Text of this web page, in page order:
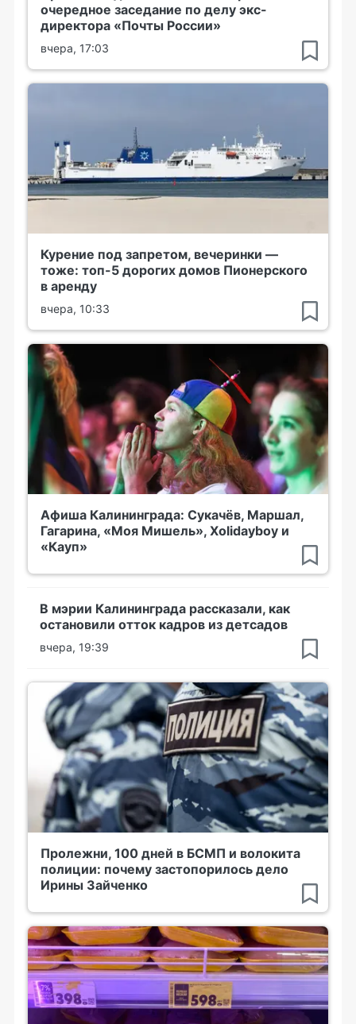
очередное заседание по делу экс-
директора «Почты России»
вчера, 17:03
Курение под запретом, вечеринки —
тоже: топ-5 дорогих домов Пионерского
в аренду
вчера, 10:33
Афиша Калининграда: Сукачёв, Маршал,
Гагарина, «Моя Мишель», Xolidayboy и
«Кауп»
В мэрии Калининграда рассказали, как
остановили отток кадров из детсадов
вчера, 19:39
Пролежни, 100 дней в БСМП и волокита
полиции: почему застопорилось дело
Ирины Зайченко